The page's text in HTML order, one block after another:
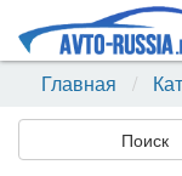
Главная
Поиск